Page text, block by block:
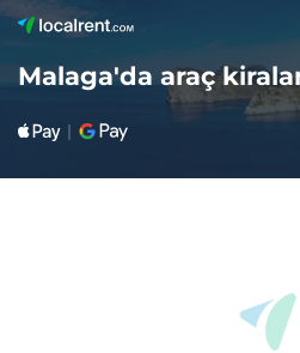
Malaga'da araç